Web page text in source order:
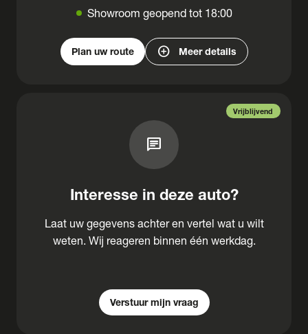
Showroom geopend tot 18:00
Plan uw route add_circle Meer details
Vrijblijvend
chat
Interesse in deze auto?
Laat uw gegevens achter en vertel wat u wilt
weten. Wij reageren binnen één werkdag.
Verstuur mijn vraag